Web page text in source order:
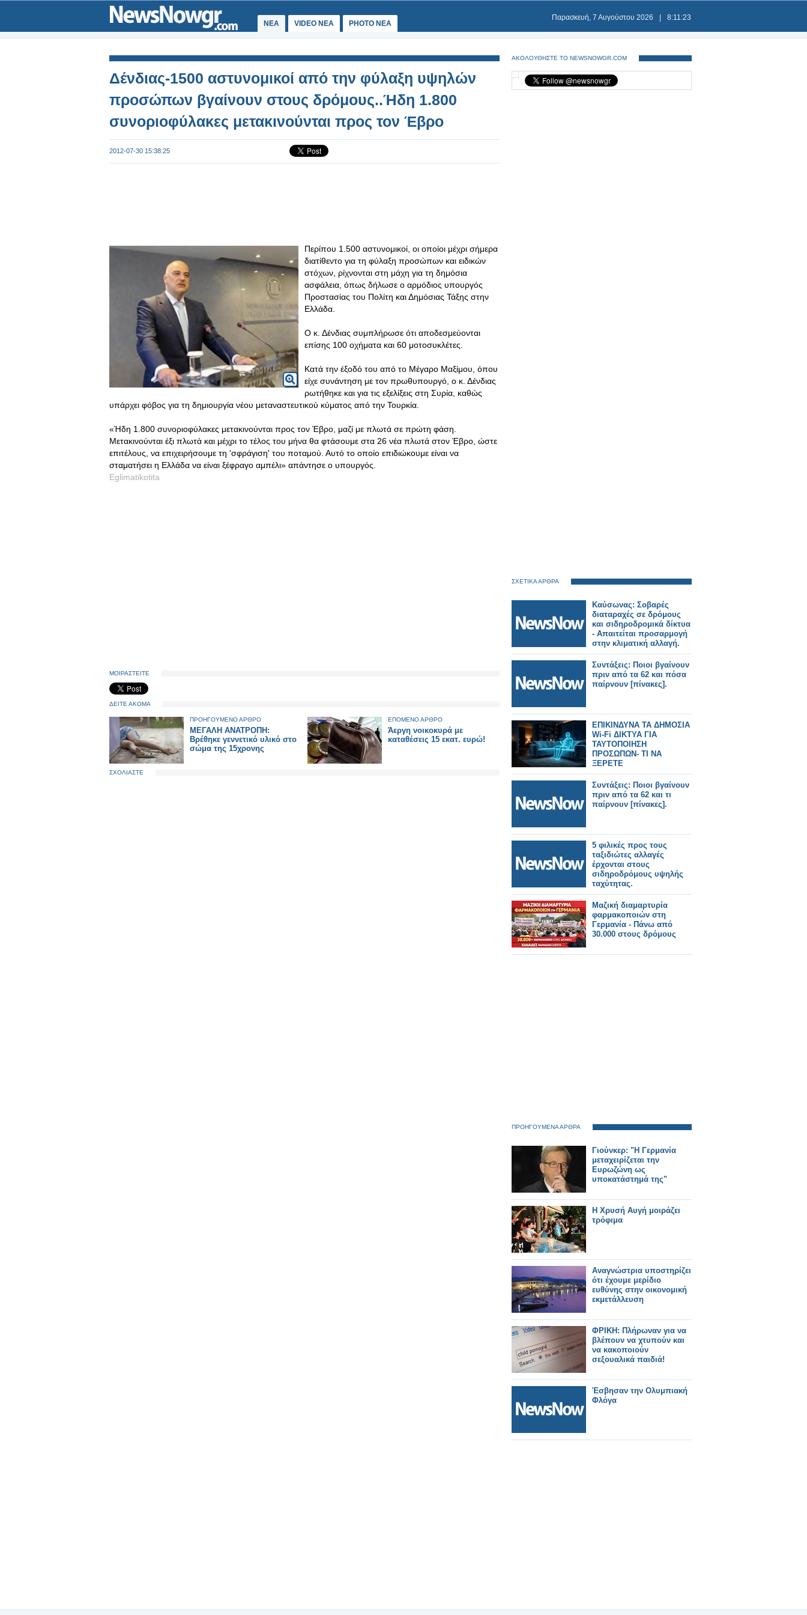
ΝΕΑ VIDEO NEA PHOTO NEA
Παρασκευή, 7 Αυγούστου 2026 8:11:23
Δένδιας-1500 αστυνομικοί από την φύλαξη υψηλών
προσώπων βγαίνουν στους δρόμους..Ήδη 1.800
συνοριοφύλακες μετακινούνται προς τον Έβρο
2012-07-30 15:38:25
Περίπου 1.500 αστυνομικοί, οι οποίοι μέχρι σήμερα
διατίθεντο για τη φύλαξη προσώπων και ειδικών
στόχων, ρίχνονται στη μάχη για τη δημόσια
ασφάλεια, όπως δήλωσε ο αρμόδιος υπουργός
Προστασίας του Πολίτη και Δημόσιας Τάξης στην
Ελλάδα.
Ο κ. Δένδιας συμπλήρωσε ότι αποδεσμεύονται
επίσης 100 οχήματα και 60 μοτοσυκλέτες.
Κατά την έξοδό του από το Μέγαρο Μαξίμου, όπου
είχε συνάντηση με τον πρωθυπουργό, ο κ. Δένδιας
ρωτήθηκε και για τις εξελίξεις στη Συρία, καθώς
υπάρχει φόβος για τη δημιουργία νέου μεταναστευτικού κύματος από την Τουρκία.
«Ήδη 1.800 συνοριοφύλακες μετακινούνται προς τον Έβρο, μαζί με πλωτά σε πρώτη φάση.
Μετακινούνται έξι πλωτά και μέχρι το τέλος του μήνα θα φτάσουμε στα 26 νέα πλωτά στον Έβρο, ώστε
επιτέλους, να επιχειρήσουμε τη 'σφράγιση' του ποταμού. Αυτό το οποίο επιδιώκουμε είναι να
σταματήσει η Ελλάδα να είναι ξέφραγο αμπέλι» απάντησε ο υπουργός.
Eglimatikotita
ΜΟΙΡΑΣΤΕΙΤΕ
ΔΕΙΤΕ ΑΚΟΜΑ
ΠΡΟΗΓΟΥΜΕΝΟ ΑΡΘΡΟ
ΜΕΓΑΛΗ ΑΝΑΤΡΟΠΗ:
Βρέθηκε γεννετικό υλικό στο
σώμα της 15χρονης
ΕΠΟΜΕΝΟ ΑΡΘΡΟ
Άεργη νοικοκυρά με
καταθέσεις 15 εκατ. ευρώ!
ΣΧΟΛΙΑΣΤΕ
ΑΚΟΛΟΥΘΗΣΤΕ ΤΟ NEWSNOWGR.COM
ΣΧΕΤΙΚΑ ΑΡΘΡΑ
Καύσωνας: Σοβαρές
διαταραχές σε δρόμους
και σιδηροδρομικά δίκτυα
- Απαιτείται προσαρμογή
στην κλιματική αλλαγή.
Συντάξεις: Ποιοι βγαίνουν
πριν από τα 62 και πόσα
παίρνουν [πίνακες].
ΕΠΙΚΙΝΔΥΝΑ ΤΑ ΔΗΜΟΣΙΑ
Wi‑Fi ΔΙΚΤΥΑ ΓΙΑ
ΤΑΥΤΟΠOΙΗΣΗ
ΠΡΟΣΩΠΩΝ- ΤΙ ΝΑ
ΞΕΡΕΤΕ
Συντάξεις: Ποιοι βγαίνουν
πριν από τα 62 και τι
παίρνουν [πίνακες].
5 φιλικές προς τους
ταξιδιώτες αλλαγές
έρχονται στους
σιδηροδρόμους υψηλής
ταχύτητας.
Μαζική διαμαρτυρία
φαρμακοποιών στη
Γερμανία - Πάνω από
30.000 στους δρόμους
ΠΡΟΗΓΟΥΜΕΝΑ ΑΡΘΡΑ
Γιούνκερ: "Η Γερμανία
μεταχειρίζεται την
Ευρωζώνη ως
υποκατάστημά της"
Η Χρυσή Αυγή μοιράζει
τρόφιμα
Αναγνώστρια υποστηρίζει
ότι έχουμε μερίδιο
ευθύνης στην οικονομική
εκμετάλλευση
ΦΡΙΚΗ: Πλήρωναν για να
βλέπουν να χτυπούν και
να κακοποιούν
σεξουαλικά παιδιά!
Έσβησαν την Ολυμπιακή
Φλόγα